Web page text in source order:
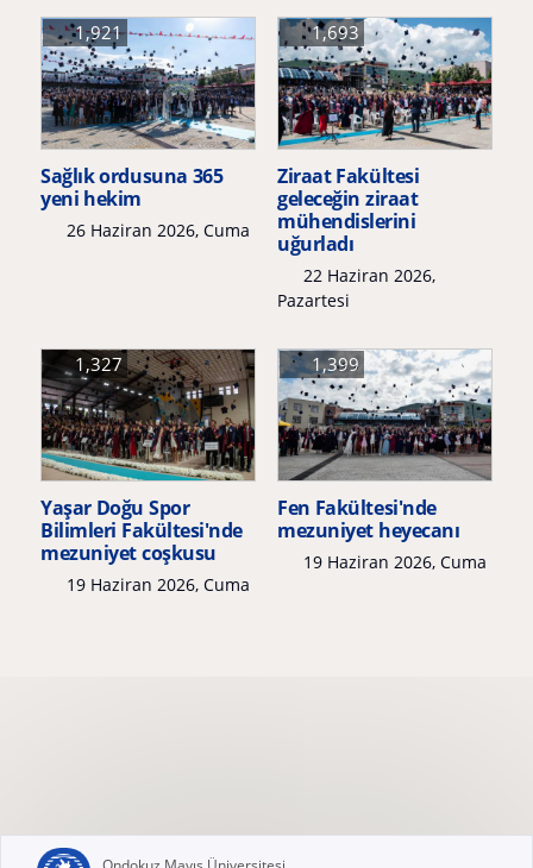
Sağlık ordusuna 365
yeni hekim
26 Haziran 2026, Cuma
1,921
Ziraat Fakültesi
geleceğin ziraat
mühendislerini
uğurladı
22 Haziran 2026,
Pazartesi
1,693
Yaşar Doğu Spor
Bilimleri Fakültesi'nde
mezuniyet coşkusu
19 Haziran 2026, Cuma
1,327
Fen Fakültesi'nde
mezuniyet heyecanı
19 Haziran 2026, Cuma
1,399